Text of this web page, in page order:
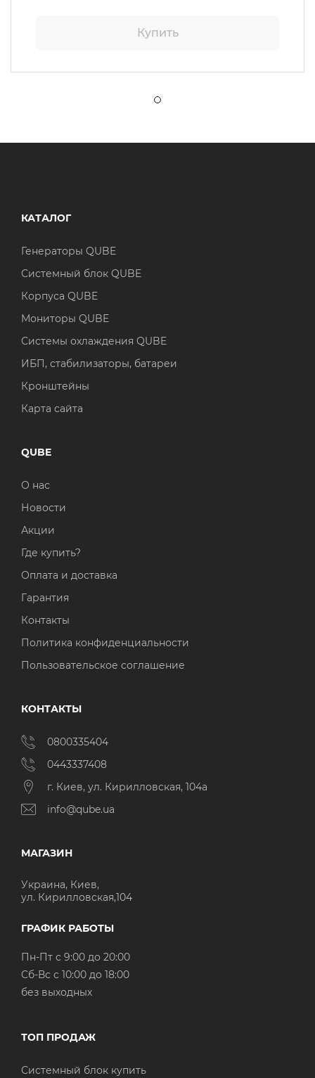
Купить
КАТАЛОГ
Генераторы QUBE
Системный блок QUBE
Корпуса QUBE
Мониторы QUBE
Системы охлаждения QUBE
ИБП, стабилизаторы, батареи
Кронштейны
Карта сайта
QUBE
О нас
Новости
Акции
Где купить?
Оплата и доставка
Гарантия
Контакты
Политика конфиденциальности
Пользовательское соглашение
КОНТАКТЫ
0800335404
0443337408
г. Киев, ул. Кирилловская, 104а
info@qube.ua
МАГАЗИН
Украина, Киев,
ул. Кирилловская,104
ГРАФИК РАБОТЫ
Пн-Пт с 9:00 до 20:00
Cб-Вс с 10:00 до 18:00
без выходных
ТОП ПРОДАЖ
Системный блок купить